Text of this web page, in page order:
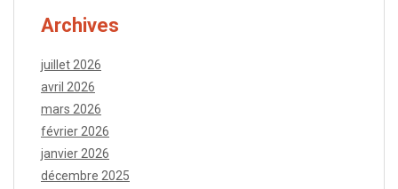
Archives
juillet 2026
avril 2026
mars 2026
février 2026
janvier 2026
décembre 2025